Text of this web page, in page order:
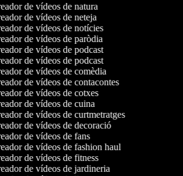
de vídeos de natura
de vídeos de neteja
de vídeos de notícies
de vídeos de paròdia
de vídeos de podcast
de vídeos de podcast
de vídeos de comèdia
de vídeos de contacontes
de vídeos de cotxes
de vídeos de cuina
de vídeos de curtmetratges
de vídeos de decoració
de vídeos de fans
de vídeos de fashion haul
de vídeos de fitness
de vídeos de jardineria